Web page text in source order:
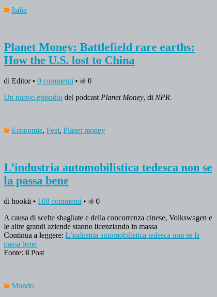
Italia
Planet Money: Battlefield rare earths:
How the U.S. lost to China
di Editor • 0 commenti •
0
Un nuovo episodio del podcast Planet Money, di NPR.
Economia, Feat, Planet money
L’industria automobilistica tedesca non se
la passa bene
di hookii • 108 commenti •
0
A causa di scelte sbagliate e della concorrenza cinese, Volkswagen e
le altre grandi aziende stanno licenziando in massa
Continua a leggere: L’industria automobilistica tedesca non se la
passa bene
Fonte: il Post
Mondo